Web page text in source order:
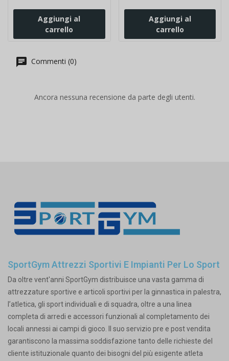
Aggiungi al
carrello
Aggiungi al
carrello
Commenti (0)
Ancora nessuna recensione da parte degli utenti.
SportGym Attrezzi Sportivi E Impianti Per Lo Sport
Da oltre vent'anni SportGym distribuisce una vasta gamma di
attrezzature sportive e articoli sportivi per la ginnastica in palestra,
l’atletica, gli sport individuali e di squadra, oltre a una linea
completa di arredi e accessori funzionali al completamento dei
locali annessi ai campi di gioco. Il suo servizio pre e post vendita
garantiscono la massima soddisfazione tanto delle richieste del
cliente istituzionale quanto dei bisogni del più esigente atleta